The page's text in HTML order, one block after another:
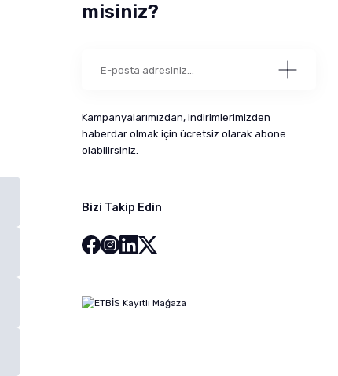
misiniz?
Kampanyalarımızdan, indirimlerimizden
haberdar olmak için ücretsiz olarak abone
olabilirsiniz.
Bizi Takip Edin